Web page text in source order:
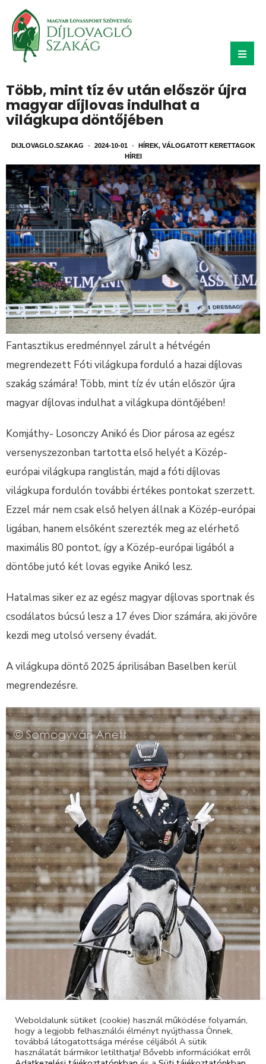
Több, mint tíz év után először újra
magyar díjlovas indulhat a
világkupa döntőjében
DIJLOVAGLO.SZAKAG • 2024-10-01 • HÍREK, VÁLOGATOTT KERETTAGOK
HÍREI
Fantasztikus eredménnyel zárult a hétvégén
megrendezett Fóti világkupa forduló a hazai díjlovas
szakág számára! Több, mint tíz év után először újra
magyar díjlovas indulhat a világkupa döntőjében!
Komjáthy- Losonczy Anikó és Dior párosa az egész
versenyszezonban tartotta első helyét a Közép-
európai világkupa ranglistán, majd a fóti díjlovas
világkupa fordulón további értékes pontokat szerzett.
Ezzel már nem csak első helyen állnak a Közép-európai
ligában, hanem elsőként szerezték meg az elérhető
maximális 80 pontot, így a Közép-európai ligából a
döntőbe jutó két lovas egyike Anikó lesz.
Hatalmas siker ez az egész magyar díjlovas sportnak és
csodálatos búcsú lesz a 17 éves Dior számára, aki jövőre
kezdi meg utolsó verseny évadát.
A világkupa döntő 2025 áprilisában Baselben kerül
megrendezésre.
Weboldalunk sütiket (cookie) használ működése folyamán,
hogy a legjobb felhasználói élményt nyújthassa Önnek,
továbbá látogatottsága mérése céljából A sütik
használatát bármikor letilthatja! Bővebb információkat erről